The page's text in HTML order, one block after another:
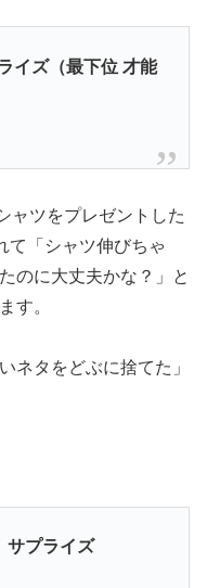
ズ（最下位 才能
ャツをプレゼントした
て「シャツ伸びちゃ
のに大丈夫かな？」と
す。
ネタをどぶに捨てた」
プライズ